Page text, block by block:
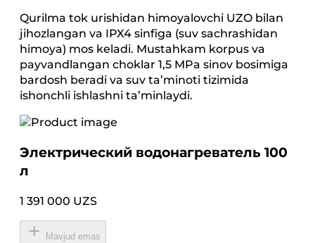
Qurilma tok urishidan himoyalovchi UZO bilan
jihozlangan va IPX4 sinfiga (suv sachrashidan
himoya) mos keladi. Mustahkam korpus va
payvandlangan choklar 1,5 MPa sinov bosimiga
bardosh beradi va suv ta’minoti tizimida
ishonchli ishlashni ta’minlaydi.
Электрический водонагреватель 100
л
1 391 000 UZS
Mavjud emas